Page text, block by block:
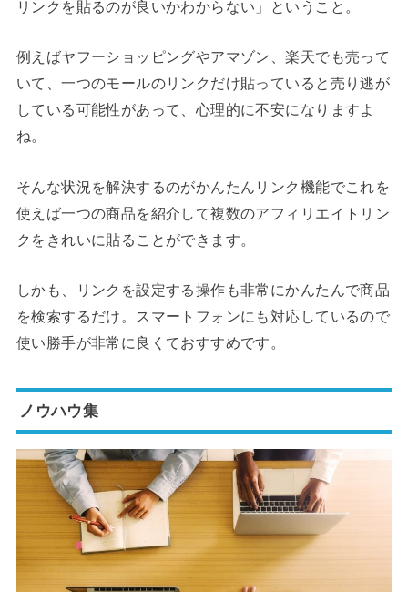
リンクを貼るのが良いかわからない」ということ。
例えばヤフーショッピングやアマゾン、楽天でも売って
いて、一つのモールのリンクだけ貼っていると売り逃が
している可能性があって、心理的に不安になりますよ
ね。
そんな状況を解決するのがかんたんリンク機能でこれを
使えば一つの商品を紹介して複数のアフィリエイトリン
クをきれいに貼ることができます。
しかも、リンクを設定する操作も非常にかんたんで商品
を検索するだけ。スマートフォンにも対応しているので
使い勝手が非常に良くておすすめです。
ノウハウ集